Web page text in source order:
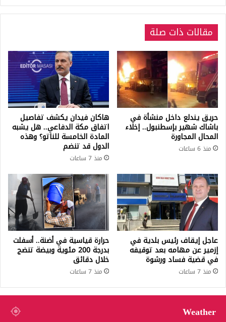
واحد
مقالات ذات صلة
حريق يندلع داخل منشأة في
باشاك شهير بإسطنبول.. إخلاء
المحال المجاورة
منذ 6 ساعات
هاكان فيدان يكشف تفاصيل
اتفاق مكة الدفاعي.. هل يشبه
المادة الخامسة للناتو؟ وهذه
الدول قد تنضم
منذ 7 ساعات
عاجل إيقاف رئيس بلدية في
إزمير عن مهامه بعد توقيفه
في قضية فساد ورشوة
منذ 7 ساعات
حرارة قياسية في أضنة.. أسفلت
بدرجة 200 مئوية وبيضة تنضج
خلال دقائق
منذ 7 ساعات
Weather